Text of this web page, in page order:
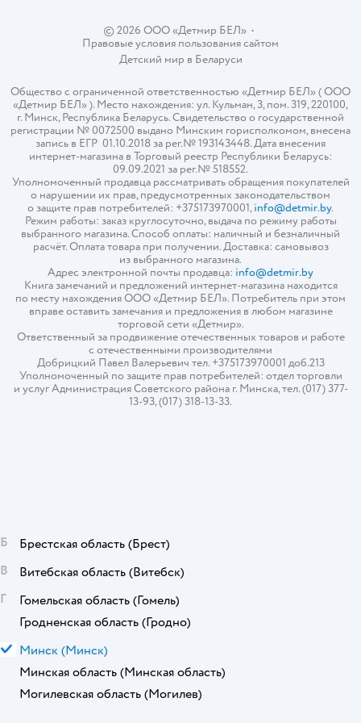
© 2026 ООО «Детмир БЕЛ»•
Правовые условия пользования сайтом
Детский мир в Беларуси
Общество с ограниченной ответственностью «Детмир БЕЛ» ( ООО
«Детмир БЕЛ» ). Место нахождения: ул. Кульман, 3, пом. 319, 220100,
г. Минск, Республика Беларусь. Свидетельство о государственной
регистрации № 0072500 выдано Минским горисполкомом, внесена
запись в ЕГР 01.10.2018 за рег.№ 193143448. Дата внесения
интернет-магазина в Торговый реестр Республики Беларусь:
09.09.2021 за рег.№ 518552.
Уполномоченный продавца рассматривать обращения покупателей
о нарушении их прав, предусмотренных законодательством
о защите прав потребителей: +375173970001,info@detmir.by.
Режим работы: заказ круглосуточно, выдача по режиму работы
выбранного магазина. Способ оплаты: наличный и безналичный
расчёт. Оплата товара при получении. Доставка: самовывоз
из выбранного магазина.
Адрес электронной почты продавца: info@detmir.by
Книга замечаний и предложений интернет-магазина находится
по месту нахождения ООО «Детмир БЕЛ». Потребитель при этом
вправе оставить замечания и предложения в любом магазине
торговой сети «Детмир».
Ответственный за продвижение отечественных товаров и работе
с отечественными производителями
Добрицкий Павел Валерьевич тел. +375173970001 доб.213
Уполномоченный по защите прав потребителей: отдел торговли
и услуг Администрация Советского района г. Минска, тел. (017) 377-
13-93, (017) 318-13-33.
Б Брестская область (Брест)
В
Витебская область (Витебск)
Г
Гомельская область (Гомель)
Гродненская область (Гродно)
М Минск (Минск)
Минская область (Минская область)
Могилевская область (Могилев)